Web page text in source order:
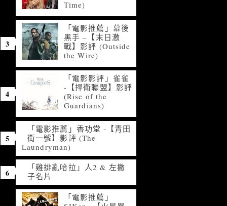
Time)
「電影推薦」幕後
黑手 –【末日激
戰】影評 (Outside
the Wire)
「電影影評」雀雀
-【捍衛聯盟】影評
(Rise of the
Guardians)
「電影推薦」香功堂 -【青田
街一號】影評 (The
Laundryman)
「雞排亂哈拉」人2 & 左撇
子名片
「電影推薦」